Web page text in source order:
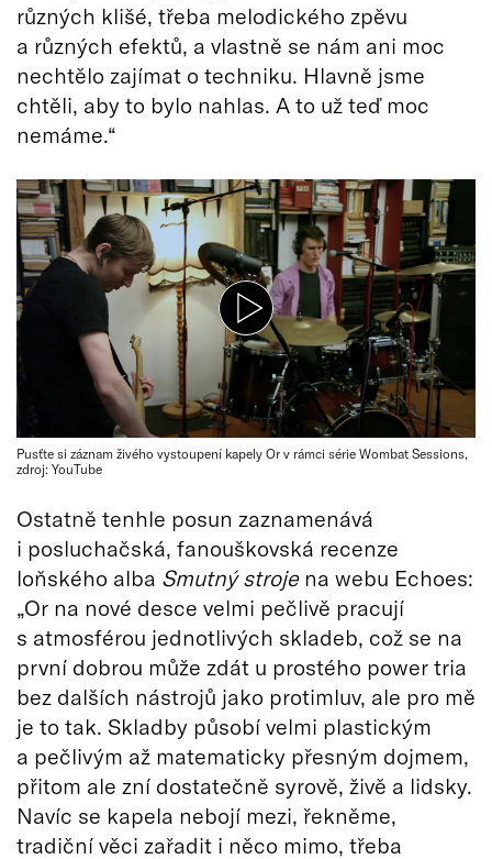
různých klišé, třeba melodického zpěvu
a různých efektů, a vlastně se nám ani moc
nechtělo zajímat o techniku. Hlavně jsme
chtěli, aby to bylo nahlas. A to už teď moc
nemáme.“
Pusťte si záznam živého vystoupení kapely Or v rámci série Wombat Sessions,
zdroj: YouTube
Ostatně tenhle posun zaznamenává
i posluchačská, fanouškovská recenze
loňského alba Smutný strojena webu Echoes:
„Or na nové desce velmi pečlivě pracují
s atmosférou jednotlivých skladeb, což se na
první dobrou může zdát u prostého power tria
bez dalších nástrojů jako protimluv, ale pro mě
je to tak. Skladby působí velmi plastickým
a pečlivým až matematicky přesným dojmem,
přitom ale zní dostatečně syrově, živě a lidsky.
Navíc se kapela nebojí mezi, řekněme,
tradiční věci zařadit i něco mimo, třeba